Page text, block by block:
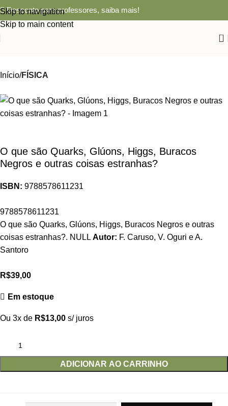
Skip to navigation
Skip to main content
Desconto para professores, saiba mais!
0
Início FÍSICA
O que são Quarks, Glúons, Higgs, Buracos
Negros e outras coisas estranhas?
ISBN: 9788578611231
9788578611231
O que são Quarks, Glúons, Higgs, Buracos Negros e outras
coisas estranhas?. NULL Autor: F. Caruso, V. Oguri e A.
Santoro
R$39,00
Em estoque
Ou 3x de R$13,00 s/ juros
ADICIONAR AO CARRINHO